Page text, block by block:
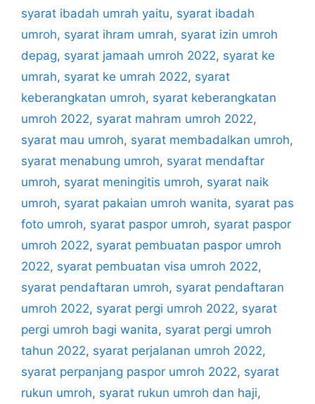
syarat ibadah umrah yaitu, syarat ibadah
umroh, syarat ihram umrah, syarat izin umroh
depag, syarat jamaah umroh 2022, syarat ke
umrah, syarat ke umrah 2022, syarat
keberangkatan umroh, syarat keberangkatan
umroh 2022, syarat mahram umroh 2022,
syarat mau umroh, syarat membadalkan umroh,
syarat menabung umroh, syarat mendaftar
umroh, syarat meningitis umroh, syarat naik
umroh, syarat pakaian umroh wanita, syarat pas
foto umroh, syarat paspor umroh, syarat paspor
umroh 2022, syarat pembuatan paspor umroh
2022, syarat pembuatan visa umroh 2022,
syarat pendaftaran umroh, syarat pendaftaran
umroh 2022, syarat pergi umroh 2022, syarat
pergi umroh bagi wanita, syarat pergi umroh
tahun 2022, syarat perjalanan umroh 2022,
syarat perpanjang paspor umroh 2022, syarat
rukun umroh, syarat rukun umroh dan haji,